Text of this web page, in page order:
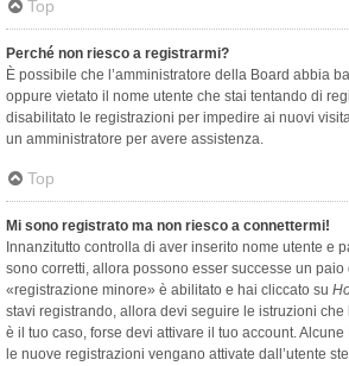
Top
Perché non riesco a registrarmi?
È possibile che l’amministratore della Board abbia
oppure vietato il nome utente che stai tentando di
disabilitato le registrazioni per impedire ai nuovi
un amministratore per avere assistenza.
Top
Mi sono registrato ma non riesco a connettermi!
Innanzitutto controlla di aver inserito nome utente e
sono corretti, allora possono esser successe un
«registrazione minore» è abilitato e hai cliccato su
stavi registrando, allora devi seguire le istruzioni che
è il tuo caso, forse devi attivare il tuo account.
le nuove registrazioni vengano attivate dall’utente